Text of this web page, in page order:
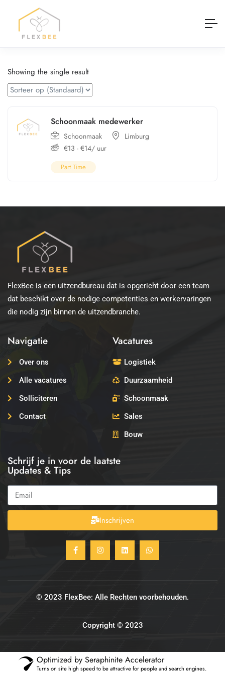
Showing the single result
Schoonmaak medewerker
Schoonmaak
Limburg
€13 - €14/ uur
Part Time
FlexBee is een uitzendbureau dat is opgericht door een team
dat beschikt over de nodige competenties en werkervaringen
die nodig zijn binnen de uitzendbranche.
Navigatie
Over ons
Alle vacatures
Solliciteren
Contact
Vacatures
Logistiek
Duurzaamheid
Schoonmaak
Sales
Bouw
Schrijf je in voor de laatste
Updates & Tips
Inschrijven
© 2023 FlexBee: Alle Rechten voorbehouden.
Copyright © 2023
Optimized by Seraphinite Accelerator
Turns on site high speed to be attractive for people and search engines.